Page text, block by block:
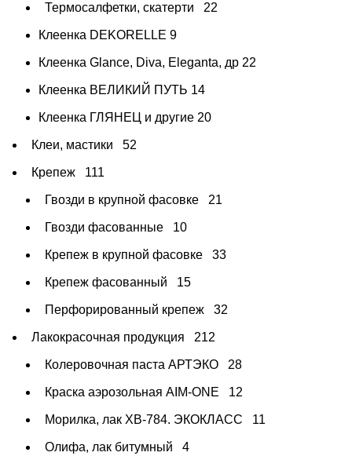
Термосалфетки, скатерти 22
Клеенка DEKORELLE 9
Клеенка Glance, Diva, Eleganta, др 22
Клеенка ВЕЛИКИЙ ПУТЬ 14
Клеенка ГЛЯНЕЦ и другие 20
Клеи, мастики 52
Крепеж 111
Гвозди в крупной фасовке 21
Гвозди фасованные 10
Крепеж в крупной фасовке 33
Крепеж фасованный 15
Перфорированный крепеж 32
Лакокрасочная продукция 212
Колеровочная паста АРТЭКО 28
Краска аэрозольная AIM-ONE 12
Морилка, лак ХВ-784. ЭКОКЛАСС 11
Олифа, лак битумный 4